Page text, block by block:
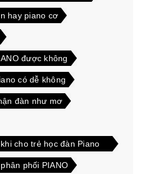
hay piano cơ
được không
có dễ không
đàn như mơ
cho trẻ học đàn Piano
phân phối PIANO